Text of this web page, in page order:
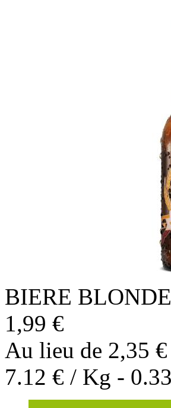
BIERE
1,99 €
Au lieu de 2,35 €
7.12 € / Kg -